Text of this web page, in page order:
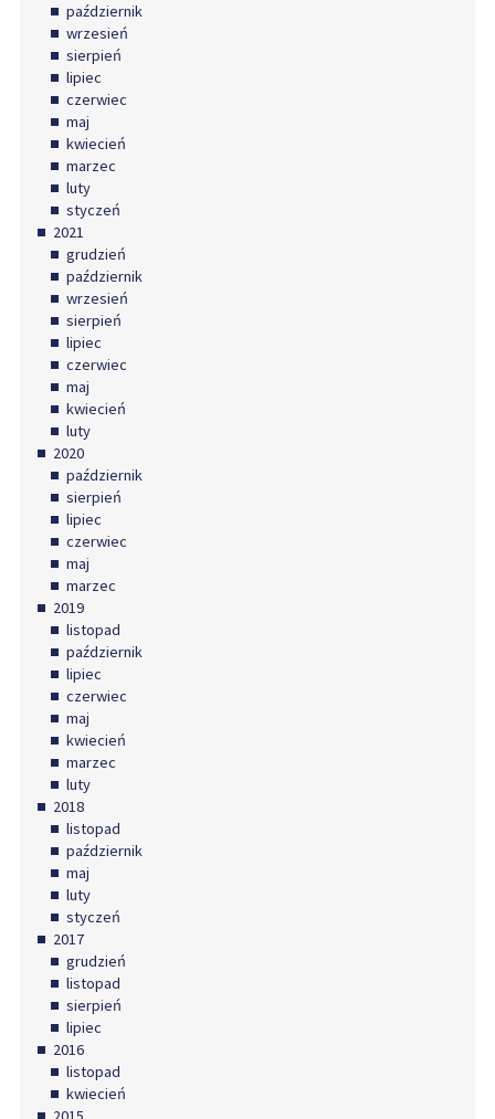
październik
wrzesień
sierpień
lipiec
czerwiec
maj
kwiecień
marzec
luty
styczeń
2021
grudzień
październik
wrzesień
sierpień
lipiec
czerwiec
maj
kwiecień
luty
2020
październik
sierpień
lipiec
czerwiec
maj
marzec
2019
listopad
październik
lipiec
czerwiec
maj
kwiecień
marzec
luty
2018
listopad
październik
maj
luty
styczeń
2017
grudzień
listopad
sierpień
lipiec
2016
listopad
kwiecień